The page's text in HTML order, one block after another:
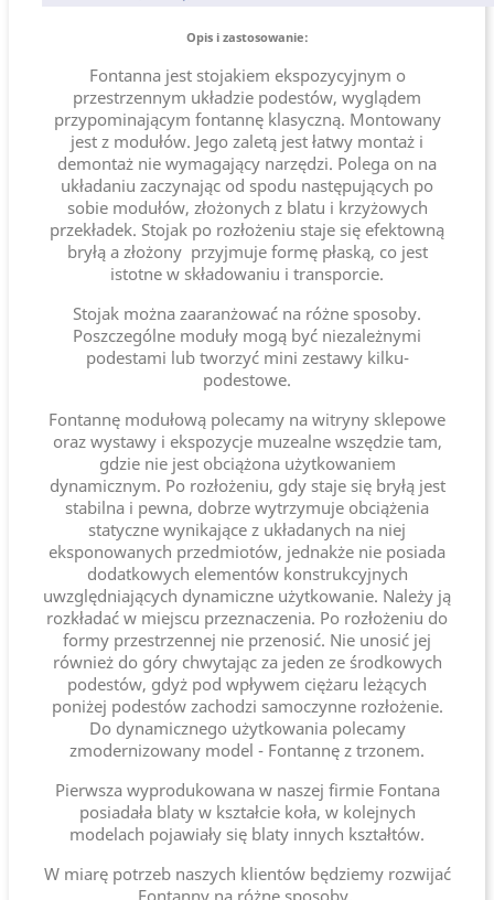
Opis i zastosowanie:
Fontanna jest stojakiem ekspozycyjnym o
przestrzennym układzie podestów, wyglądem
przypominającym fontannę klasyczną. Montowany
jest z modułów. Jego zaletą jest łatwy montaż i
demontaż nie wymagający narzędzi. Polega on na
układaniu zaczynając od spodu następujących po
sobie modułów, złożonych z blatu i krzyżowych
przekładek. Stojak po rozłożeniu staje się efektowną
bryłą a złożony przyjmuje formę płaską, co jest
istotne w składowaniu i transporcie.
Stojak można zaaranżować na różne sposoby.
Poszczególne moduły mogą być niezależnymi
podestami lub tworzyć mini zestawy kilku-
podestowe.
Fontannę modułową polecamy na witryny sklepowe
oraz wystawy i ekspozycje muzealne wszędzie tam,
gdzie nie jest obciążona użytkowaniem
dynamicznym. Po rozłożeniu, gdy staje się bryłą jest
stabilna i pewna, dobrze wytrzymuje obciążenia
statyczne wynikające z układanych na niej
eksponowanych przedmiotów, jednakże nie posiada
dodatkowych elementów konstrukcyjnych
uwzględniających dynamiczne użytkowanie. Należy ją
rozkładać w miejscu przeznaczenia. Po rozłożeniu do
formy przestrzennej nie przenosić. Nie unosić jej
również do góry chwytając za jeden ze środkowych
podestów, gdyż pod wpływem ciężaru leżących
poniżej podestów zachodzi samoczynne rozłożenie.
Do dynamicznego użytkowania polecamy
zmodernizowany model - Fontannę z trzonem.
Pierwsza wyprodukowana w naszej firmie Fontana
posiadała blaty w kształcie koła, w kolejnych
modelach pojawiały się blaty innych kształtów.
W miarę potrzeb naszych klientów będziemy rozwijać
Fontanny na różne sposoby.